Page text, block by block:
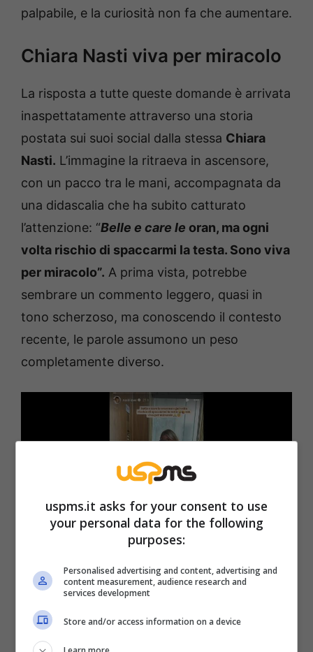
palpabile, e la curiosità non fa che aumentare.
Chiara Nasti viva per miracolo
La risposta a tutte queste domande è arrivata
inaspettatamente attraverso una storia
postata sui suoi social dalla stessa Chiara
Nasti. L’immagine la ritraeva in ascensore,
con un pacco tra le mani, accompagnata da
una didascalia che ha subito catturato
l’attenzione: “Belle e care le oran, ma ogni
volta rischio di spaccarmi la testa. Sono viva
per miracolo”. A prima vista, potrebbe
sembrare un commento leggero, quasi in
tono scherzoso, ma conoscendo il contesto
recente, le parole assumono un peso
completamente diverso.
Chiara Nasti viva per miracolo (Instagram @nastilove)
Uspms.it
Il pacco, grande e ingombrante, sembrava
essere la causa di questa confessione tanto
uspms.it asks for your consent to use
your personal data for the following
purposes:
Personalised advertising and content, advertising and
content measurement, audience research and
services development
Store and/or access information on a device